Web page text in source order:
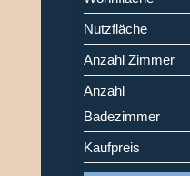
Nutzfläche
Anzahl Zimmer
Anzahl
Badezimmer
Kaufpreis